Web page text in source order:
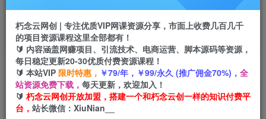
四导航 导航
APP下载
GO
首页 创业课程 会员专属 正文
（5727期）2023餐饮老板-爆店流量包，餐饮运营
培训课程，破解餐饮店老板流量焦虑
朽念云网创 | 专注优质VIP网课资源分享，市面上收费几百几千
的项目资源课程这里全部都有！
🔰 内容涵盖网赚项目、引流技术、电商运营、脚本源码等资源，
每日稳定更新20-30优质付费资源课程！
🔰 本站VIP 限时特惠， ￥79/年，￥99/永久 (推广佣金70%)， 全
站资源免费下载， 每天更新，欢迎加入！
🔰 朽念云网创开放加盟，搭建一个和朽念云创一样的知识付费平
台， 站长微信：XiuNian__